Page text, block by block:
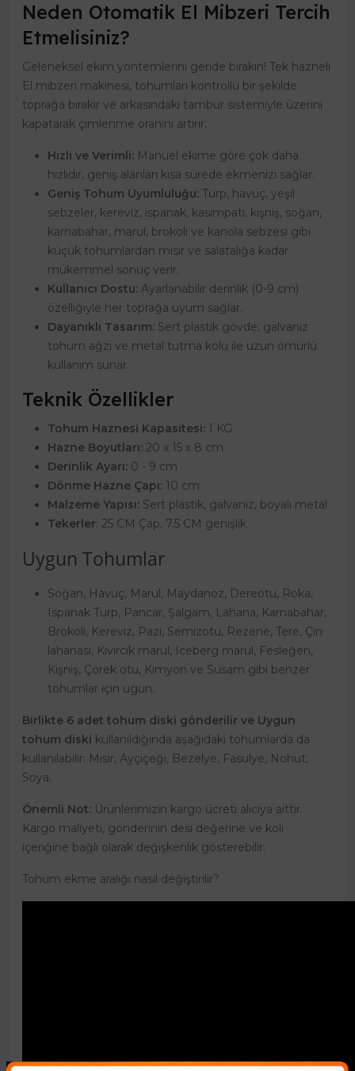
Neden Otomatik El Mibzeri Tercih
Etmelisiniz?
Geleneksel ekim yöntemlerini geride bırakın! Tek hazneli
El mibzeri makinesi, tohumları kontrollü bir şekilde
toprağa bırakır ve arkasındaki tambur sistemiyle üzerini
kapatarak çimlenme oranını artırır.
Hızlı ve Verimli: Manuel ekime göre çok daha
hızlıdır, geniş alanları kısa sürede ekmenizi sağlar.
Geniş Tohum Uyumluluğu: Turp, havuç, yeşil
sebzeler, kereviz, ispanak, kasımpatı, kişniş, soğan,
karnabahar, marul, brokoli ve kanola sebzesi gibi
küçük tohumlardan mısır ve salatalığa kadar
mükemmel sonuç verir.
Kullanıcı Dostu: Ayarlanabilir derinlik (0-9 cm)
özelliğiyle her toprağa uyum sağlar.
Dayanıklı Tasarım: Sert plastik gövde, galvaniz
tohum ağzı ve metal tutma kolu ile uzun ömürlü
kullanım sunar.
Teknik Özellikler
Tohum Haznesi Kapasitesi: 1 KG
Hazne Boyutları: 20 x 15 x 8 cm
Derinlik Ayarı: 0 - 9 cm
Dönme Hazne Çapı: 10 cm
Malzeme Yapısı: Sert plastik, galvaniz, boyalı metal
Tekerler: 25 CM Çap, 7.5 CM genişlik
Uygun Tohumlar
Soğan, Havuç, Marul, Maydanoz, Dereotu, Roka,
Ispanak Turp, Pancar, Şalgam, Lahana, Karnabahar,
Brokoli, Kereviz, Pazı, Semizotu, Rezene, Tere, Çin
lahanası, Kıvırcık marul, Iceberg marul, Fesleğen,
Kişniş, Çörek otu, Kimyon ve Susam gibi benzer
tohumlar için ugun.
Birlikte 6 adet tohum diski gönderilir ve Uygun
tohum diski kullanıldığında aşağıdaki tohumlarda da
kullanılabilir: Mısır, Ayçiçeği, Bezelye, Fasulye, Nohut,
Soya.
Önemli Not: Ürünlerimizin kargo ücreti alıcıya aittir.
Kargo maliyeti, gönderinin desi değerine ve koli
içeriğine bağlı olarak değişkenlik gösterebilir.
Tohum ekme aralığı nasıl değiştirilir?